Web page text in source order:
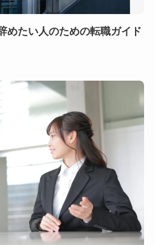
めたい人のための転職ガイド